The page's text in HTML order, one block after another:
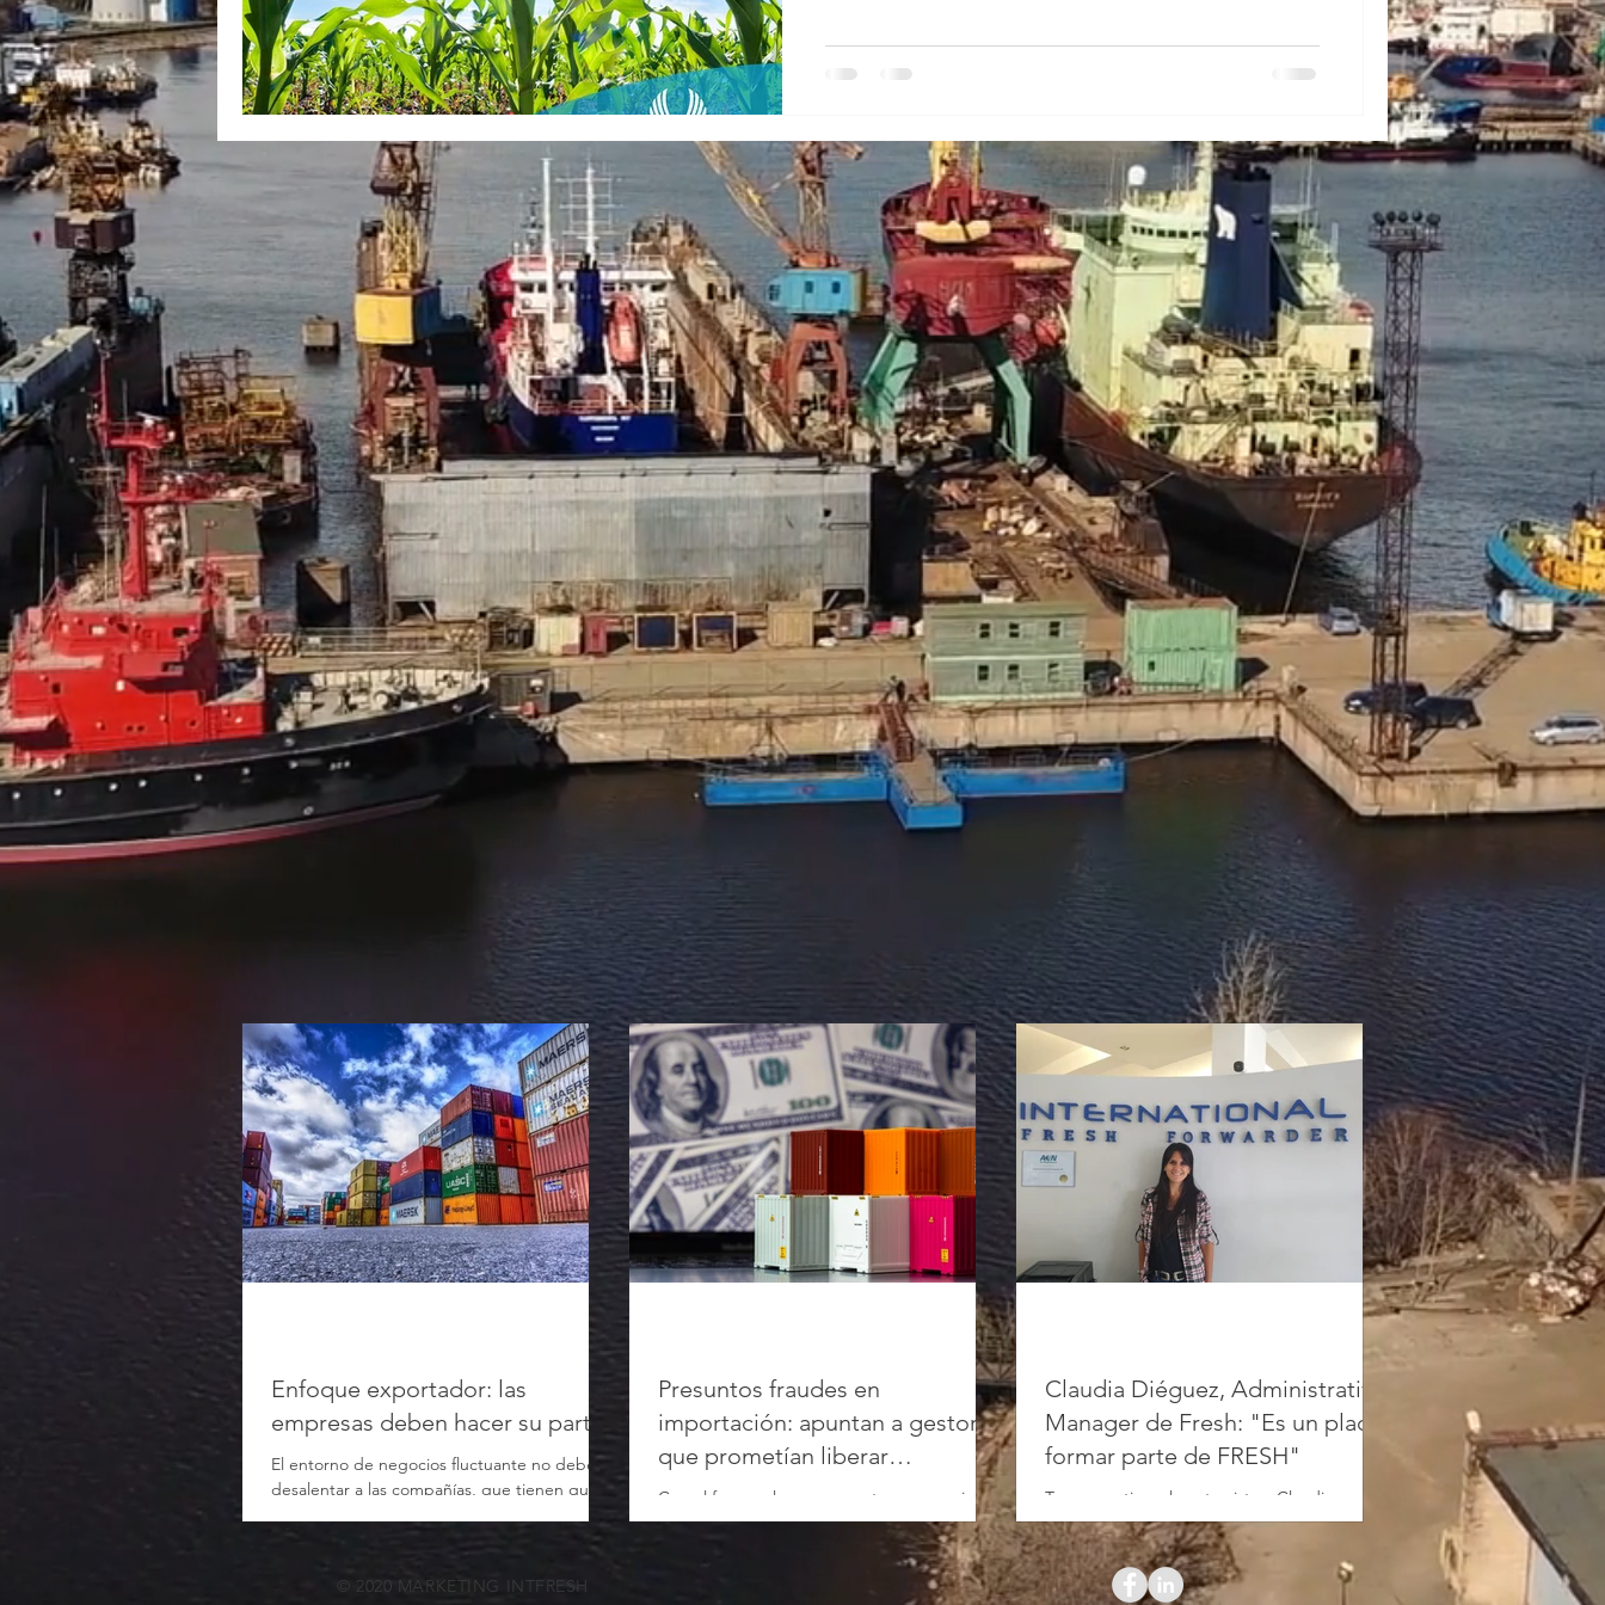
Enfoque exportador: las
empresas deben hacer su parte
El entorno de negocios fluctuante no debe
desalentar a las compañías, que tienen que
Presuntos fraudes en
importación: apuntan a gestores
que prometían liberar
operaciones
Con el foco en lograr mayor transparencia, el
gobierno lanzó una batería de medidas que
cambiarán el sistema SIRA. Las mismas
Claudia Diéguez, Administrative
Manager de Fresh: "Es un placer
formar parte de FRESH"
Te compartimos la entrevista a Claudia
Diéguez, Administrative Manager de
International Fresh Forwarder donde nos
cuenta los detalles de...
© 2020 MARKETING INTFRESH